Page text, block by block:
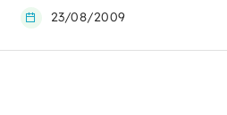
23/08/2009